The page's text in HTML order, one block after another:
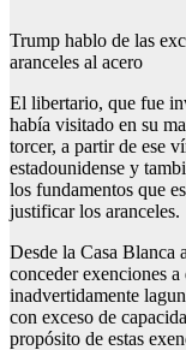
Trump hablo de las
aranceles al acero
El libertario, que fue
había visitado en su
torcer, a partir de ese
estadounidense y
los fundamentos que
justificar los aranceles.
Desde la Casa Blanca
conceder exenciones
inadvertidamente
con exceso de
propósito de estas